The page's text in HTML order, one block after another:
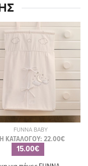
FUNNA BABY
ΚΑΤΑΛΟΓΟΥ: 22.00€
15.00€